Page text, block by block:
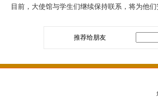
目前，大使馆与学生们继续保持联系，将为他们
推荐给朋友